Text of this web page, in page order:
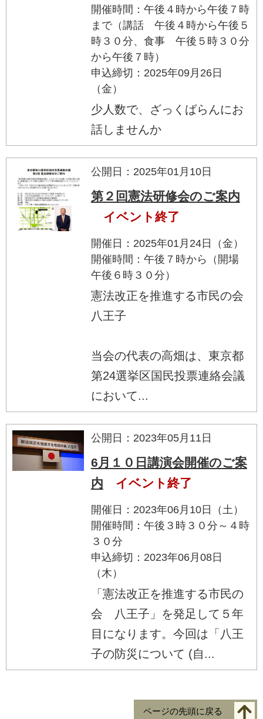
開催時間：午後４時から午後７時
まで（講話 午後４時から午後５
時３０分、食事 午後５時３０分
から午後７時）
申込締切：2025年09月26日
（金）
少人数で、ざっくばらんにお
話しませんか
公開日：2025年01月10日
第２回憲法研修会のご案内
イベント終了
開催日：2025年01月24日（金）
開催時間：午後７時から（開場
午後６時３０分）
憲法改正を推進する市民の会
八王子
当会の代表の高畑は、東京都
第24選挙区国民投票連絡会議
において...
公開日：2023年05月11日
6月１０日講演会開催のご案
内
イベント終了
開催日：2023年06月10日（土）
開催時間：午後３時３０分～４時
３０分
申込締切：2023年06月08日
（木）
「憲法改正を推進する市民の
会 八王子」を発足して５年
目になります。今回は「八王
子の防災について (自...
ページの先頭に戻る